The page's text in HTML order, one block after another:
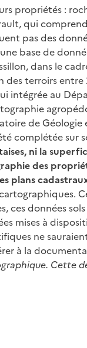
propriétés :
qui
pas des
base de
dans le
terroirs
intégrée au
de
complétée
ni la
des
données
mises à
ne
à la
Cette